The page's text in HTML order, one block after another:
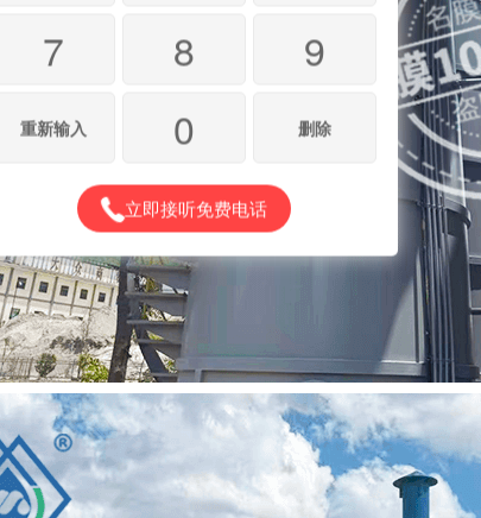
7
8 9
重新输入 0 删除
立即接听免费电话